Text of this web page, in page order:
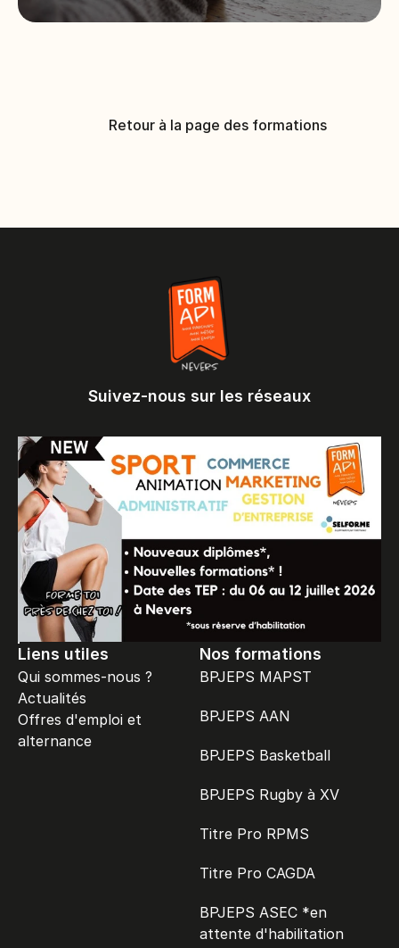
Retour à la page des formations
Suivez-nous sur les réseaux
Liens utiles
Qui sommes-nous ?
Actualités
Offres d'emploi et
alternance
Nos formations
BPJEPS MAPST
Titre Pro CAGDA
BPJEPS Rugby à XV
Titre Pro RPMS
BPJEPS Basketball
BPJEPS ASEC *en
attente d'habilitation
BPJEPS AAN